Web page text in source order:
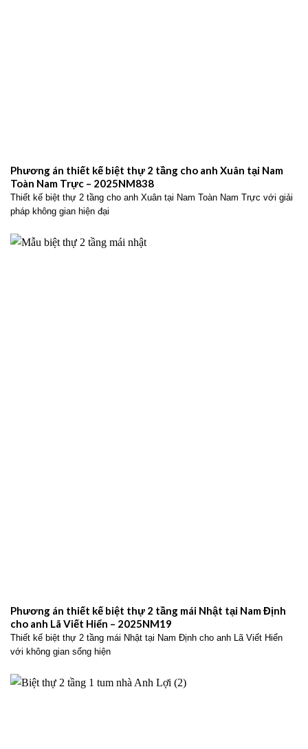
Phương án thiết kế biệt thự 2 tầng cho anh Xuân tại Nam
Toàn Nam Trực – 2025NM838
Thiết kế biệt thự 2 tầng cho anh Xuân tại Nam Toàn Nam Trực với giải
pháp không gian hiện đại
Phương án thiết kế biệt thự 2 tầng mái Nhật tại Nam Định
cho anh Lã Viết Hiển – 2025NM19
Thiết kế biệt thự 2 tầng mái Nhật tại Nam Định cho anh Lã Viết Hiển
với không gian sống hiện